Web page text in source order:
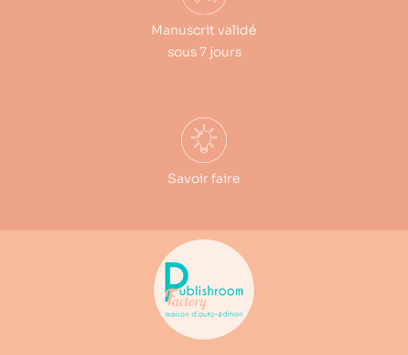
Manuscrit validé
sous 7 jours
Savoir faire